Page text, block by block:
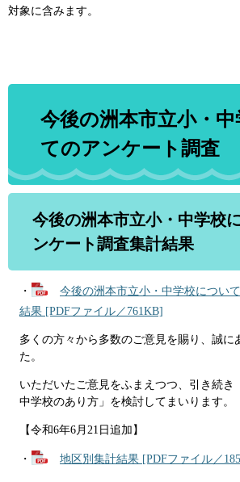
対象に含みます。
今後の洲本市立小・
てのアンケート調査
今後の洲本市立小・中学校
ンケート調査集計結果
・
今後の洲本市立小・中学校につい
結果 [PDFファイル／761KB]
多くの方々から多数のご意見を賜り、誠に
た。
いただいたご意見をふまえつつ、引き続き
中学校のあり方」を検討してまいります。
【令和6年6月21日追加】
・ 地区別集計結果 [PDFファイル／